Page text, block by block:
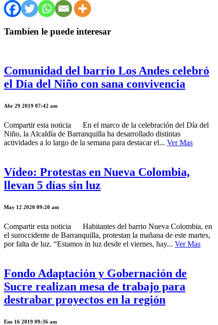
Tambíen le puede interesar
Comunidad del barrio Los Andes celebró
el Día del Niño con sana convivencia
Abr 29 2019 07:42 am
Compartir esta noticia En el marco de la celebración del Día del
Niño, la Alcaldía de Barranquilla ha desarrollado distintas
actividades a lo largo de la semana para destacar el... Ver Mas
Vídeo: Protestas en Nueva Colombia,
llevan 5 días sin luz
May 12 2020 09:20 am
Compartir esta noticia Habitantes del barrio Nueva Colombia, en
el suroccidente de Barranquilla, protestan la mañana de este martes,
por falta de luz. “Estamos in luz desde el viernes, hay... Ver Mas
Fondo Adaptación y Gobernación de
Sucre realizan mesa de trabajo para
destrabar proyectos en la región
Ene 16 2019 09:36 am